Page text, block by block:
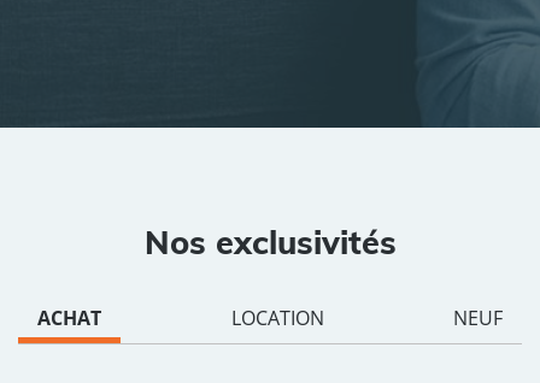
Nos exclusivités
ACHAT LOCATION NEUF